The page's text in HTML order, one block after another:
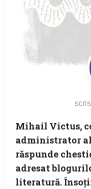
Mihail Victus,
administrator
răspunde
adresat
literatură.